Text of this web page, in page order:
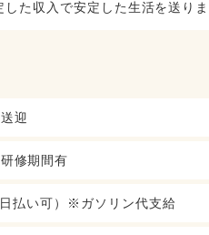
した収入で安定した生活を送り
迎
修期間有
払い可）※ガソリン代支給